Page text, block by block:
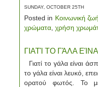
SUNDAY, OCTOBER 25TH
Posted in Κοινωνική
χρώματα χρήση
ΓΙΑΤΊ ΤΟ ΓΆΛΑ
Γιατί το γάλα είναι
το γάλα είναι λευκό,
ορατού φωτός. Το